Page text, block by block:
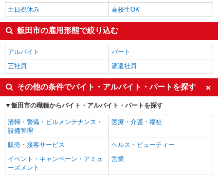
土日祝休み
高校生OK
飯田市の雇用形態で絞り込む
アルバイト
パート
正社員
派遣社員
その他の条件でバイト・アルバイト・パートを探す
飯田市の職種からバイト・アルバイト・パートを探す
清掃・警備・ビルメンテナンス・
設備管理
医療・介護・福祉
販売・接客サービス
ヘルス・ビューティー
イベント・キャンペーン・アミュ
ーズメント
営業